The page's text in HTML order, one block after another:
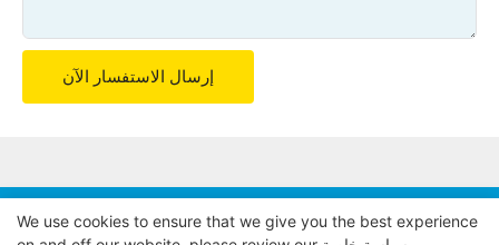
إرسال الاستفسار الآن
We use cookies to ensure that we give you the best experience